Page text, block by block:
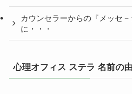
カウンセラーからの『メッセ
に・・・
心理オフィス ステラ 名前の